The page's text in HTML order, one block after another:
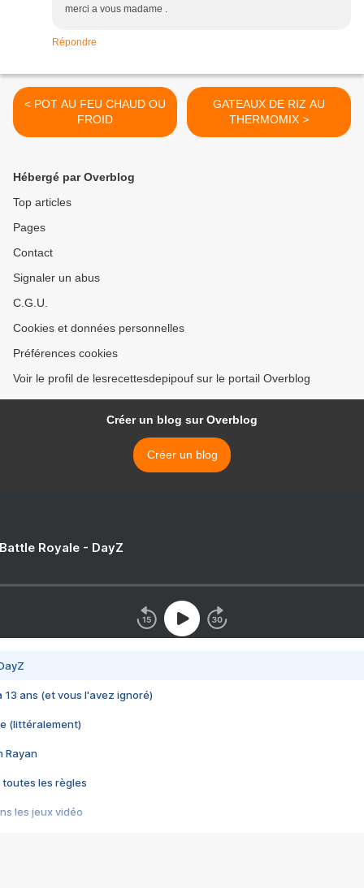
merci a vous madame .
Répondre
< POT AU FEU CHAUD OU
FROID
GATEAUX DE RIZ AU
THERMOMIX >
Hébergé par Overblog
Top articles
Pages
Contact
Signaler un abus
C.G.U.
Cookies et données personnelles
Préférences cookies
Voir le profil de lesrecettesdepipouf sur le portail Overblog
Créer un blog sur Overblog
Créer un blog
Royale - DayZ
13 ans (et vous l'avez ignoré)
(littéralement)
Rayan
toutes les règles
les jeux vidéo